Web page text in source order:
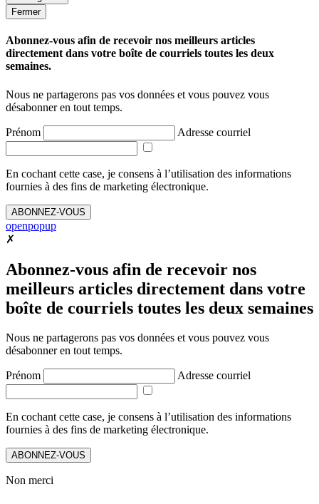
Fermer
Abonnez-vous afin de recevoir nos meilleurs articles
directement dans votre boîte de courriels toutes les deux
semaines.
Nous ne partagerons pas vos données et vous pouvez vous
désabonner en tout temps.
Prénom Adresse courriel
En cochant cette case, je consens à l’utilisation des informations
fournies à des fins de marketing électronique.
ABONNEZ-VOUS
openpopup
✗
Abonnez-vous afin de recevoir nos
meilleurs articles directement dans votre
boîte de courriels toutes les deux semaines
Nous ne partagerons pas vos données et vous pouvez vous
désabonner en tout temps.
Prénom Adresse courriel
En cochant cette case, je consens à l’utilisation des informations
fournies à des fins de marketing électronique.
ABONNEZ-VOUS
Non merci